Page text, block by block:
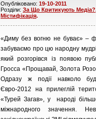
Опубліковано: 19-10-2011
Розділи: За Що Критикують Медіа?
Містифікація.
«Диму без вогню не буває» –
забуваємо про цю народну
який розгорівся із появою
Гросса «Прощавай, Золота
Одразу ж події навколо
Євро-2012 на прилеглій
«Турей Загав», у народі
міжнародного значення.